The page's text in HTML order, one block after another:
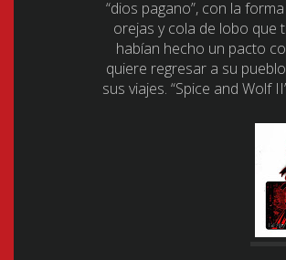
“dios pagano”, con la
orejas y cola de lobo que
habían hecho un pacto
quiere regresar a su
sus viajes. “Spice and Wolf